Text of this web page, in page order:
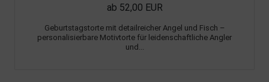
ab 52,00 EUR
Geburtstagstorte mit detailreicher Angel und Fisch –
personalisierbare Motivtorte für leidenschaftliche Angler
und...